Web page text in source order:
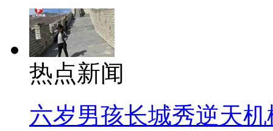
热点新闻
六岁男孩长城秀逆天机